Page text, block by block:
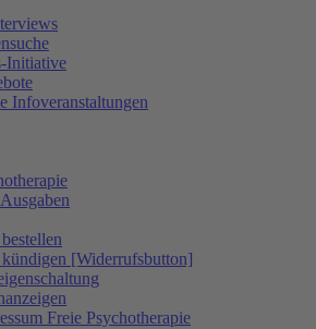
Initiative
Infoveranstaltungen
[Widerrufsbutton]
Freie Psychotherapie